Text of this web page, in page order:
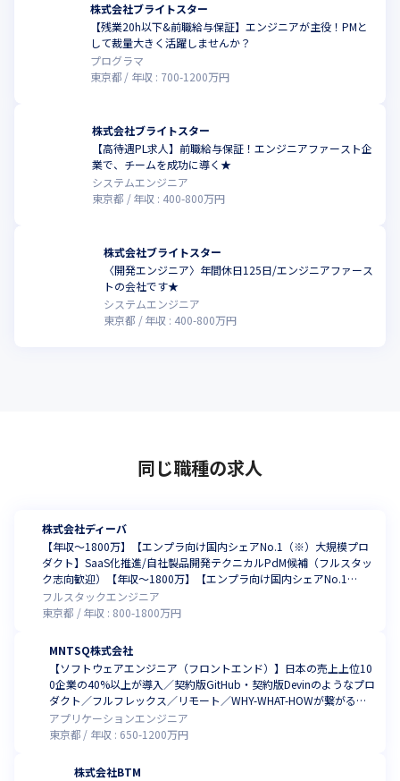
株式会社ブライトスター
【残業20h以下&前職給与保証】エンジニアが主役！PMと
して裁量大きく活躍しませんか？
プログラマ
東京都
年収 : 700-1200万円
株式会社ブライトスター
【高待遇PL求人】前職給与保証！エンジニアファースト企
業で、チームを成功に導く★
システムエンジニア
東京都
年収 : 400-800万円
株式会社ブライトスター
〈開発エンジニア〉年間休日125日/エンジニアファース
トの会社です★
システムエンジニア
東京都
年収 : 400-800万円
同じ職種の求人
株式会社ディーバ
【年収～1800万】【エンプラ向け国内シェアNo.1（※）大規模プロ
ダクト】SaaS化推進/自社製品開発テクニカルPdM候補（フルスタッ
ク志向歓迎）【年収～1800万】【エンプラ向け国内シェアNo.1
（※）大規模プロダクト】SaaS化推進/自社製品エンジニア（テック
リード／フルスタック志向歓迎）(※)株式会社富士キメラ総研 2023
フルスタックエンジニア
東京都
年収 : 800-1800万円
MNTSQ株式会社
【ソフトウェアエンジニア（フロントエンド）】日本の売上上位10
0企業の40%以上が導入／契約版GitHub・契約版Devinのようなプロ
ダクト／フルフレックス／リモート／WHY-WHAT-HOWが繋がる開
発体制と裁量／代表はコードも書く弁護士でエンジニアのリスペク
トが強い社風
アプリケーションエンジニア
東京都
年収 : 650-1200万円
株式会社BTM